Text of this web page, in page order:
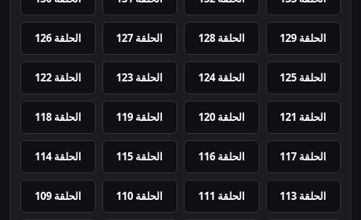
الحلقة 129 الحلقة 128 الحلقة 127 الحلقة 126
الحلقة 125 الحلقة 124 الحلقة 123 الحلقة 122
الحلقة 121 الحلقة 120 الحلقة 119 الحلقة 118
الحلقة 117 الحلقة 116 الحلقة 115 الحلقة 114
الحلقة 113 الحلقة 111 الحلقة 110 الحلقة 109